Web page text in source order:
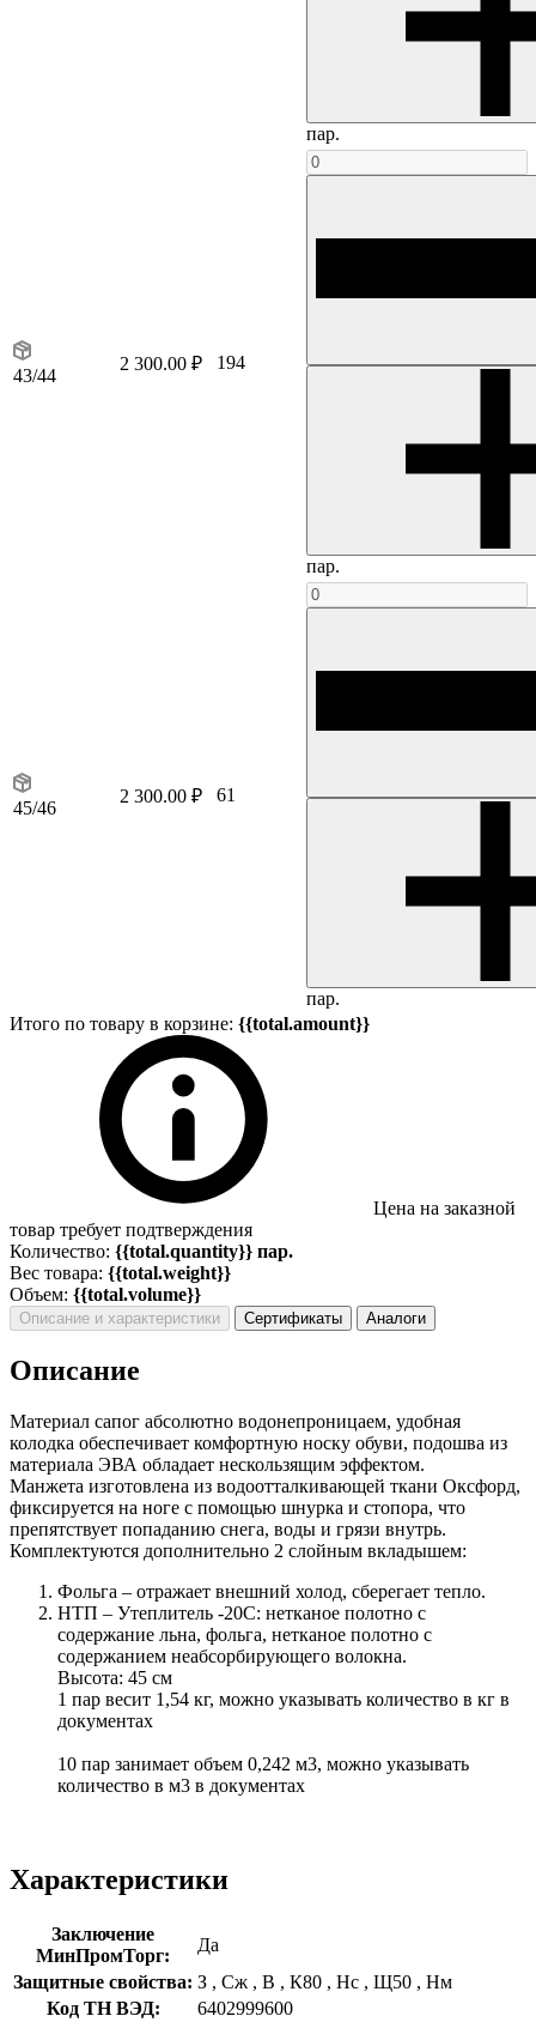
пар.
43/44
2 300.00 ₽ 194
пар.
45/46
2 300.00 ₽ 61
пар.
Итого по товару в корзине: {{total.amount}}
Цена на заказной
товар требует подтверждения
Количество: {{total.quantity}} пар.
Вес товара: {{total.weight}}
Объем: {{total.volume}}
Описание и характеристики Сертификаты Аналоги
Описание
Материал сапог абсолютно водонепроницаем, удобная
колодка обеспечивает комфортную носку обуви, подошва из
материала ЭВА обладает нескользящим эффектом.
Манжета изготовлена из водоотталкивающей ткани Оксфорд,
фиксируется на ноге с помощью шнурка и стопора, что
препятствует попаданию снега, воды и грязи внутрь.
Комплектуются дополнительно 2 слойным вкладышем:
Фольга – отражает внешний холод, сберегает тепло.
НТП – Утеплитель -20С: нетканое полотно с
содержание льна, фольга, нетканое полотно с
содержанием неабсорбирующего волокна.
Высота: 45 см
1 пар весит 1,54 кг, можно указывать количество в кг в
документах
10 пар занимает объем 0,242 м3, можно указывать
количество в м3 в документах
Характеристики
Заключение
МинПромТорг:
Да
Защитные свойства: З , Сж , В , К80 , Нс , Щ50 , Нм
Код ТН ВЭД:
6402999600